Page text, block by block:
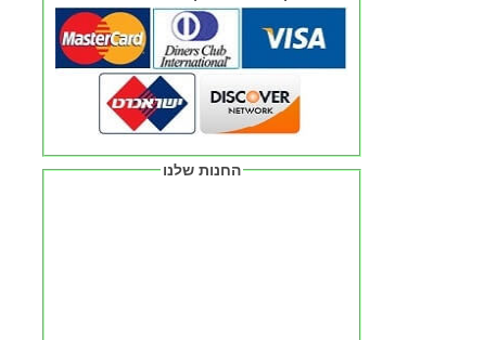
החנות שלנו